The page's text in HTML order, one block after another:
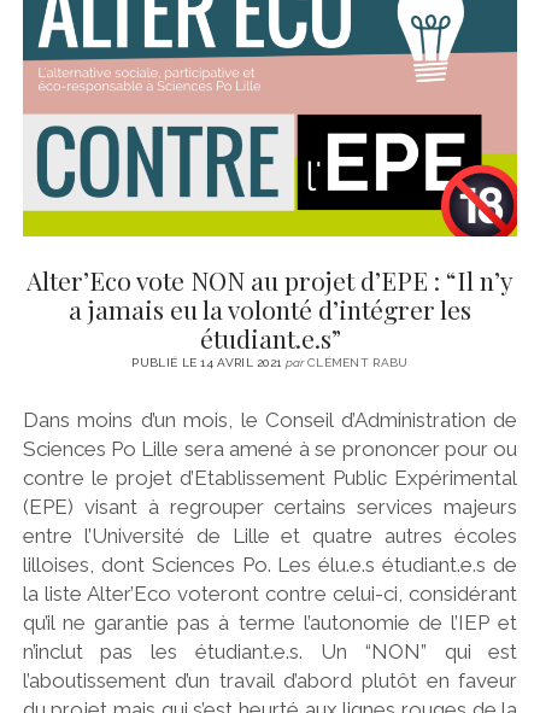
CINÉMA
LITTÉRATURE
ÉCONOMIE
SPORT
instagram
form
Alter’Eco vote NON au projet d’EPE : “Il n’y
a jamais eu la volonté d’intégrer les
étudiant.e.s”
PUBLIÉ LE 14 AVRIL 2021 parCLÉMENT RABU
Dans moins d’un mois, le Conseil d’Administration de
Sciences Po Lille sera amené à se prononcer pour ou
contre le projet d’Etablissement Public Expérimental
(EPE) visant à regrouper certains services majeurs
entre l’Université de Lille et quatre autres écoles
lilloises, dont Sciences Po. Les élu.e.s étudiant.e.s de
la liste Alter’Eco voteront contre celui-ci, considérant
qu’il ne garantie pas à terme l’autonomie de l’IEP et
n’inclut pas les étudiant.e.s. Un “NON” qui est
l’aboutissement d’un travail d’abord plutôt en faveur